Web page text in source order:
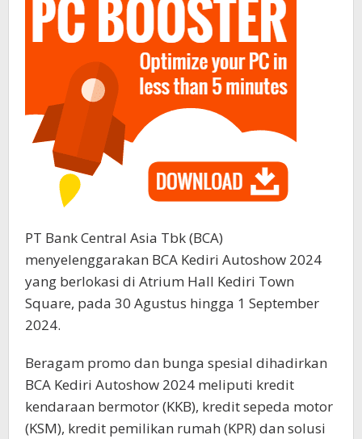
PT Bank Central Asia Tbk (BCA)
menyelenggarakan BCA Kediri Autoshow 2024
yang berlokasi di Atrium Hall Kediri Town
Square, pada 30 Agustus hingga 1 September
2024.
Beragam promo dan bunga spesial dihadirkan
BCA Kediri Autoshow 2024 meliputi kredit
kendaraan bermotor (KKB), kredit sepeda motor
(KSM), kredit pemilikan rumah (KPR) dan solusi